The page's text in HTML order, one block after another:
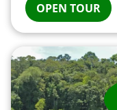
OPEN TOUR